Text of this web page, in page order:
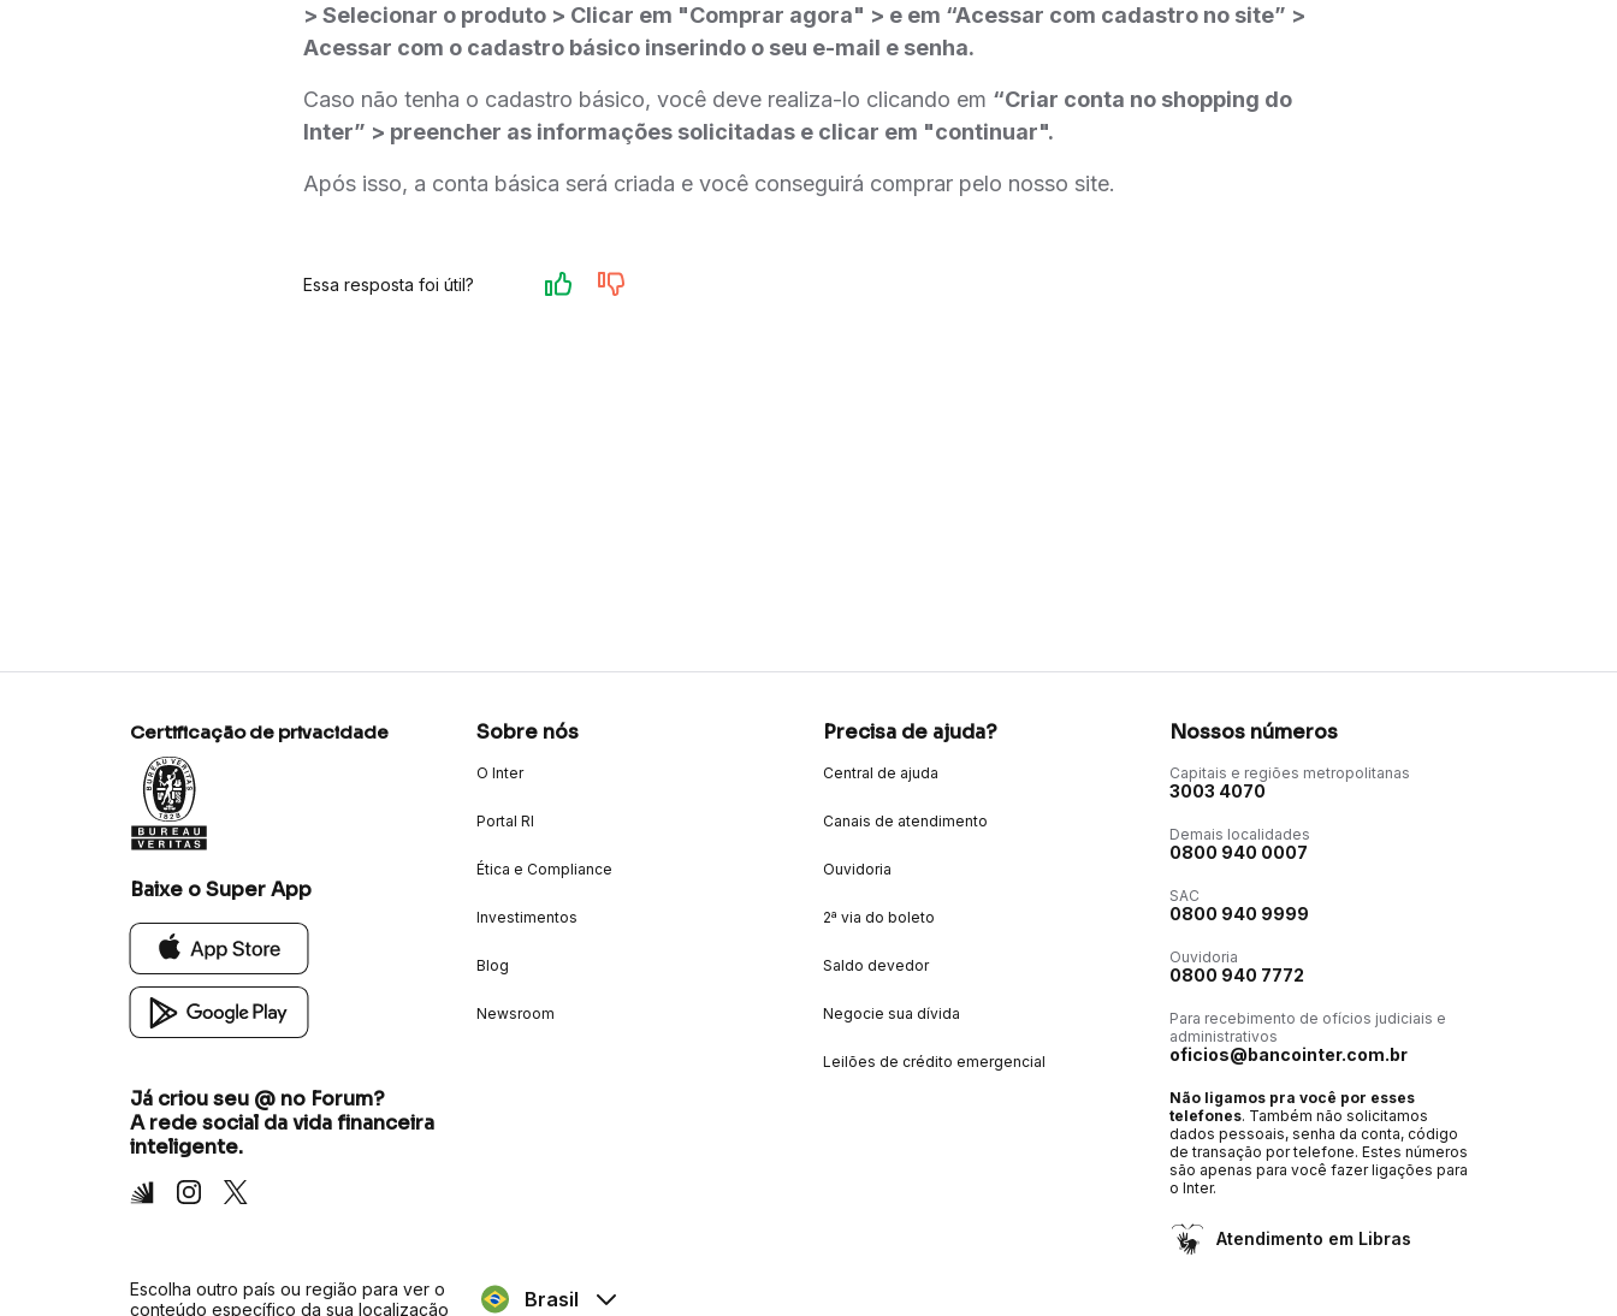
> Selecionar o produto > Clicar em "Comprar agora" > e em “Acessar com cadastro no site” >
Acessar com o cadastro básico inserindo o seu e-mail e senha.
Caso não tenha o cadastro básico, você deve realiza-lo clicando em “Criar conta no shopping do
Inter” > preencher as informações solicitadas e clicar em "continuar".
Após isso, a conta básica será criada e você conseguirá comprar pelo nosso site.
Essa resposta foi útil?
Certificação de privacidade
Baixe o Super App
Já criou seu @ no Forum?
A rede social da vida financeira
inteligente.
Inter Instagram
X
Sobre nós
O Inter
Portal RI
Ética e Compliance
Investimentos
Blog
Newsroom
Precisa de ajuda?
Central de ajuda
Canais de atendimento
Ouvidoria
2ª via do boleto
Saldo devedor
Negocie sua dívida
Leilões de crédito emergencial
Nossos números
Capitais e regiões metropolitanas
3003 4070
Demais localidades
0800 940 0007
SAC
0800 940 9999
Ouvidoria
0800 940 7772
Para recebimento de ofícios judiciais e
administrativos
oficios@bancointer.com.br
Não ligamos pra você por esses
telefones. Também não solicitamos
dados pessoais, senha da conta, código
de transação por telefone. Estes números
são apenas para você fazer ligações para
o Inter.
Atendimento em Libras
Escolha outro país ou região para ver o
conteúdo específico da sua localização
Brasil